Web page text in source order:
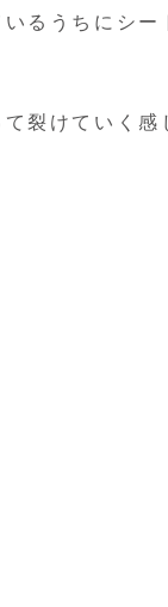
るうちにシー
裂けていく感